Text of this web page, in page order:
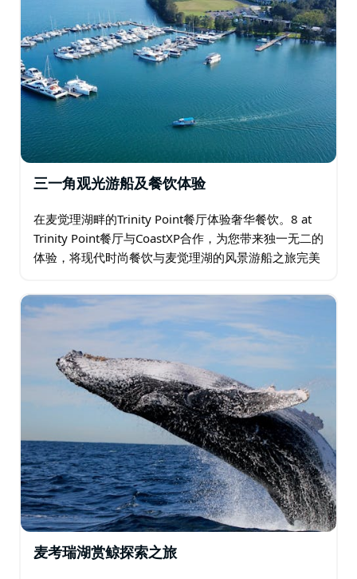
三一角观光游船及餐饮体验
在麦觉理湖畔的Trinity Point餐厅体验奢华餐饮。8 at
Trinity Point餐厅与CoastXP合作，为您带来独一无二的
体验，将现代时尚餐饮与麦觉理湖的风景游船之旅完美
麦考瑞湖赏鲸探索之旅